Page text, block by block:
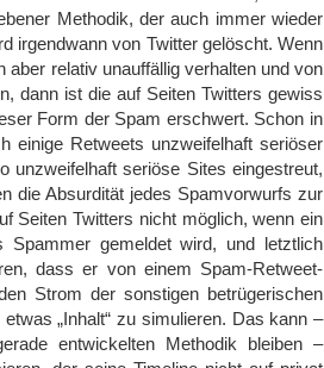
Methodik, der auch immer wieder
irgendwann von Twitter gelöscht. Wenn
relativ unauffällig verhalten und von
dann ist die auf Seiten Twitters gewiss
Form der Spam erschwert. Schon in
einige Retweets unzweifelhaft seriöser
unzweifelhaft seriöse Sites eingestreut,
die Absurdität jedes Spamvorwurfs zur
Seiten Twitters nicht möglich, wenn ein
Spammer gemeldet wird, und letztlich
dass er von einem Spam-Retweet-
Strom der sonstigen betrügerischen
„Inhalt“ zu simulieren. Das kann –
entwickelten Methodik bleiben –